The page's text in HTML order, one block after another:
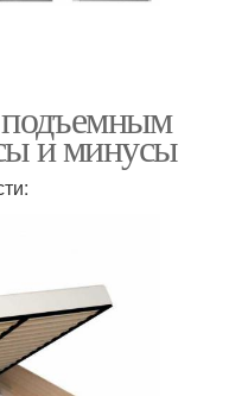
подъемным
и минусы